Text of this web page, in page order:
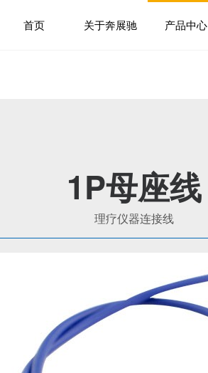
首页 关于奔展驰 产品中心
1P母座线
理疗仪器连接线